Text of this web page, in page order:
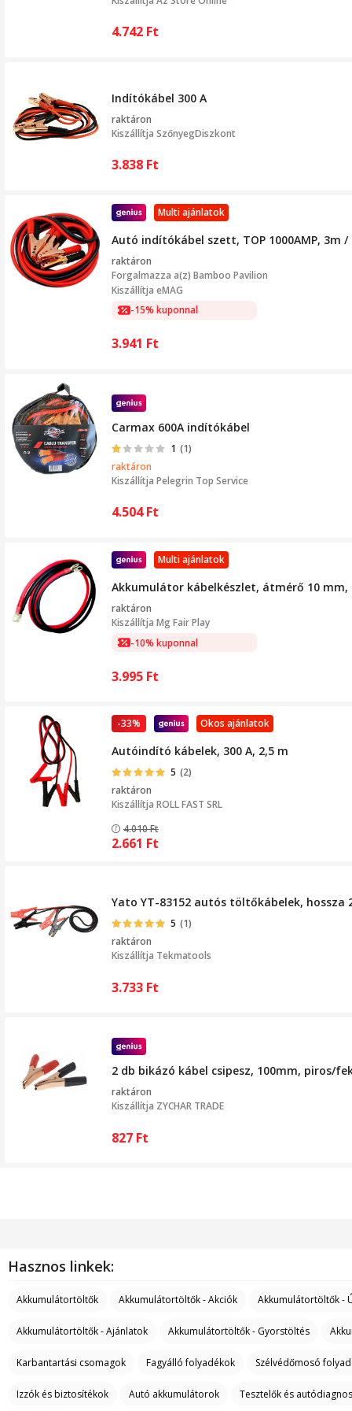
4.742 Ft
Indítókábel 300 A
raktáron
Kiszállítja SzőnyegDiszkont
3.838 Ft
Multi ajánlatok
Autó indítókábel szett, TOP 1000AMP, 3m /
raktáron
Forgalmazza a(z) Bamboo Pavilion
Kiszállítja eMAG
-15% kuponnal
3.941 Ft
Carmax 600A indítókábel
1 (1)
raktáron
Kiszállítja Pelegrin Top Service
4.504Ft
Multi ajánlatok
Akkumulátor kábelkészlet, átmérő 10
raktáron
Kiszállítja Mg Fair Play
-10% kuponnal
3.995 Ft
Okos ajánlatok
-33%
Autóindító kábelek, 300 A, 2,5 m
5 (2)
raktáron
Kiszállítja ROLL FAST SRL
4.010Ft
2.661 Ft
Yato YT-83152 autós töltőkábelek, hossza
5 (1)
raktáron
Kiszállítja Tekmatools
3.733 Ft
2 db bikázó kábel csipesz, 100mm, piros/
raktáron
Kiszállítja ZYCHAR TRADE
827 Ft
Hasznos linkek:
Akkumulátortöltők Akkumulátortöltők - Akciók Akkumulátortöltők -
Akkumulátortöltők - Ajánlatok Akkumulátortöltők - Gyorstöltés
Karbantartási csomagok Fagyálló folyadékok Szélvédőmosó
Izzók és biztosítékok Autó akkumulátorok Tesztelők és